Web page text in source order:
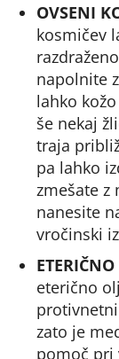
OVSENI
kosmičev
napolnite
lahko
še nekaj
traja
pa lahko
zmešate z
nanesite
vročinski
eterično
zato je
pomoč pri